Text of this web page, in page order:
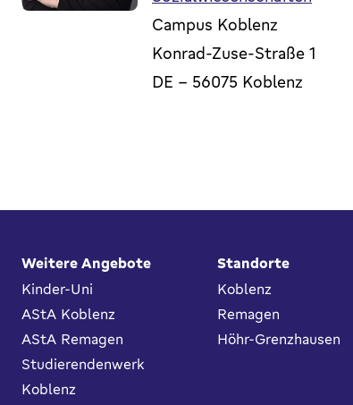
Campus Koblenz
Konrad-Zuse-Straße 1
DE - 56075 Koblenz
Fußbereich
Weitere Angebote
Kinder-Uni
AStA Koblenz
AStA Remagen
Studierendenwerk
Koblenz
Standorte
Koblenz
Remagen
Höhr-Grenzhausen